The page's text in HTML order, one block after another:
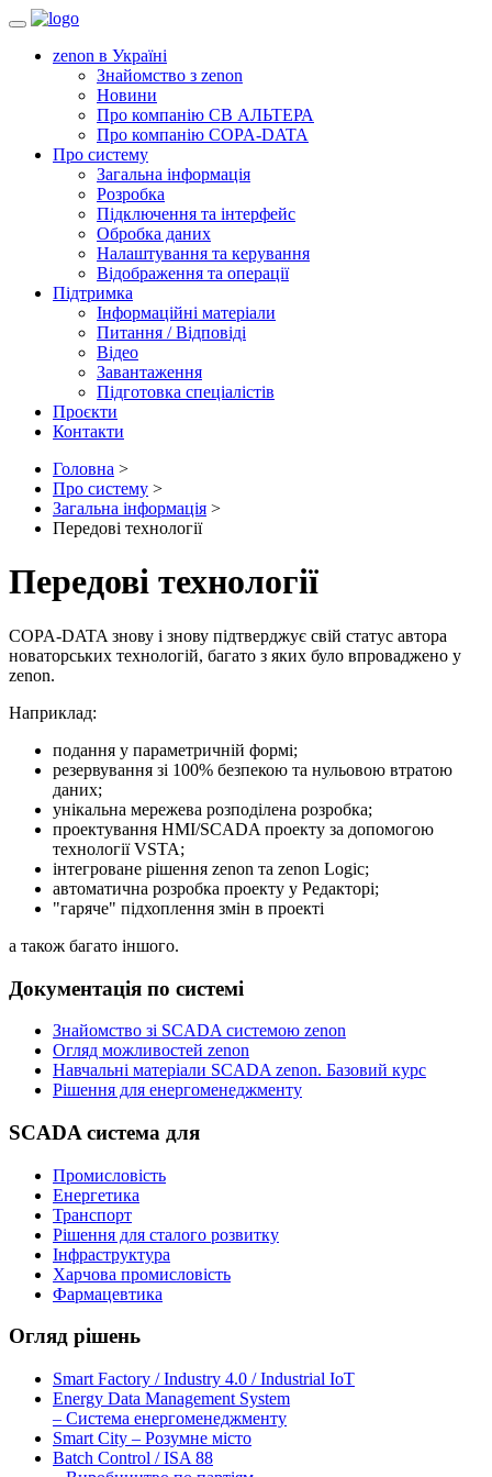
Toggle
zenon в Україні
Знайомство з zenon
Новини
Про компанію СВ АЛЬТЕРА
Про компанію COPA-DATA
Про систему
Загальна інформація
Розробка
Підключення та інтерфейс
Обробка даних
Налаштування та керування
Відображення та операції
Підтримка
Інформаційні матеріали
Питання / Відповіді
Відео
Завантаження
Підготовка спеціалістів
Проєкти
Контакти
Головна >
Про систему >
Загальна інформація >
Передові технології
Передові технології
COPA-DATA знову і знову підтверджує свій статус автора
новаторських технологій, багато з яких було впроваджено у
zenon.
Наприклад:
подання у параметричній формі;
резервування зі 100% безпекою та нульовою втратою
даних;
унікальна мережева розподілена розробка;
проектування HMI/SCADA проекту за допомогою
технології VSTA;
інтегроване рішення zenon та zenon Logic;
автоматична розробка проекту у Редакторі;
"гаряче" підхоплення змін в проекті
а також багато іншого.
Документація по системі
Знайомство зі SCADA системою zenon
Огляд можливостей zenon
Навчальні матеріали SCADA zenon. Базовий курс
Рішення для енергоменеджменту
SCADA система для
Промисловість
Енергетика
Транспорт
Рішення для сталого розвитку
Інфраструктура
Харчова промисловість
Фармацевтика
Огляд рішень
Smart Factory / Industry 4.0 / Industrial IoT
Energy Data Management System
– Система енергоменеджменту
Smart City – Розумне місто
Batch Control / ISA 88